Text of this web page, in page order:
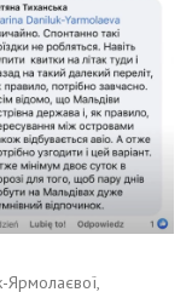
Ярмолаєвої,